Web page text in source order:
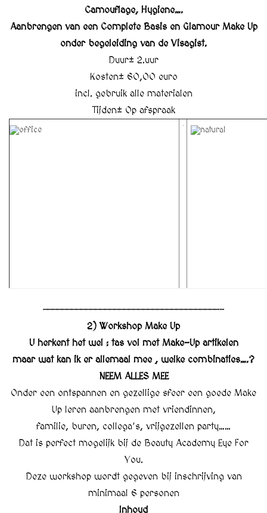
Camouflage, Hygiene….
Aanbrengen van een Complete Basis en Glamour Make Up
onder begeleiding van de Visagist.
Duur± 2.uur
Kosten± 60,00 euro
incl. gebruik alle materialen
Tijden± Op afspraak
—————————————————————————————————————-
2) Workshop Make Up
U herkent het wel : tas vol met Make-Up artikelen
maar wat kan ik er allemaal mee , welke combinaties….?
NEEM ALLES MEE
Onder een ontspannen en gezellige sfeer een goede Make
Up leren aanbrengen met vriendinnen,
familie, buren, collega’s, vrijgezellen party……
Dat is perfect mogelijk bij de Beauty Academy Eye For
You.
Deze workshop wordt gegeven bij inschrijving van
minimaal 6 personen
Inhoud